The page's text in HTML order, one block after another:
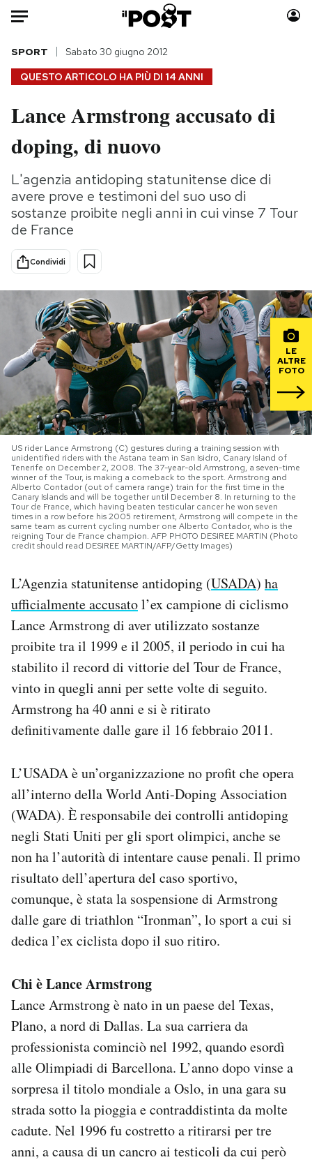
Auto
HOME
Italia
Politica
Tecnologia
Internet
Scienza
Cultura
Economia
Moda
Storie/Idee
Ok Boomer!
Media
PODCAST
NEWSLETTER
I MIEI PREFERITI
SHOP
CALENDARIO
Area Personale
Newsletter
Notifiche mobile
Regala il Post
Hai bisogno di aiuto?
Esci
QUESTO ARTICOLO HA PIÙ DI 14 ANNI
SPORT Sabato 30 giugno 2012
Lance Armstrong accusato di
doping, di nuovo
L'agenzia antidoping statunitense dice di
avere prove e testimoni del suo uso di
sostanze proibite negli anni in cui vinse 7 Tour
de France
Condividi
LE
ALTRE
FOTO
US rider Lance Armstrong (C) gestures during a training session with
unidentified riders with the Astana team in San Isidro, Canary Island of
Tenerife on December 2, 2008. The 37-year-old Armstrong, a seven-time
winner of the Tour, is making a comeback to the sport. Armstrong and
Alberto Contador (out of camera range) train for the first time in the
Canary Islands and will be together until December 8. In returning to the
Tour de France, which having beaten testicular cancer he won seven
times in a row before his 2005 retirement, Armstrong will compete in the
same team as current cycling number one Alberto Contador, who is the
reigning Tour de France champion. AFP PHOTO DESIREE MARTIN (Photo
credit should read DESIREE MARTIN/AFP/Getty Images)
L’Agenzia statunitense antidoping (USADA) ha
ufficialmente accusatol’ex campione di ciclismo
Lance Armstrong di aver utilizzato sostanze
proibite tra il 1999 e il 2005, il periodo in cui ha
stabilito il record di vittorie del Tour de France,
vinto in quegli anni per sette volte di seguito.
Armstrong ha 40 anni e si è ritirato
definitivamente dalle gare il 16 febbraio 2011.
L’USADA è un’organizzazione no profit che opera
all’interno della World Anti-Doping Association
(WADA). È responsabile dei controlli antidoping
negli Stati Uniti per gli sport olimpici, anche se
non ha l’autorità di intentare cause penali. Il primo
risultato dell’apertura del caso sportivo,
comunque, è stata la sospensione di Armstrong
dalle gare di triathlon “Ironman”, lo sport a cui si
dedica l’ex ciclista dopo il suo ritiro.
Chi è Lance Armstrong
Lance Armstrong è nato in un paese del Texas,
Plano, a nord di Dallas. La sua carriera da
professionista cominciò nel 1992, quando esordì
alle Olimpiadi di Barcellona. L’anno dopo vinse a
sorpresa il titolo mondiale a Oslo, in una gara su
strada sotto la pioggia e contraddistinta da molte
cadute. Nel 1996 fu costretto a ritirarsi per tre
anni, a causa di un cancro ai testicoli da cui però